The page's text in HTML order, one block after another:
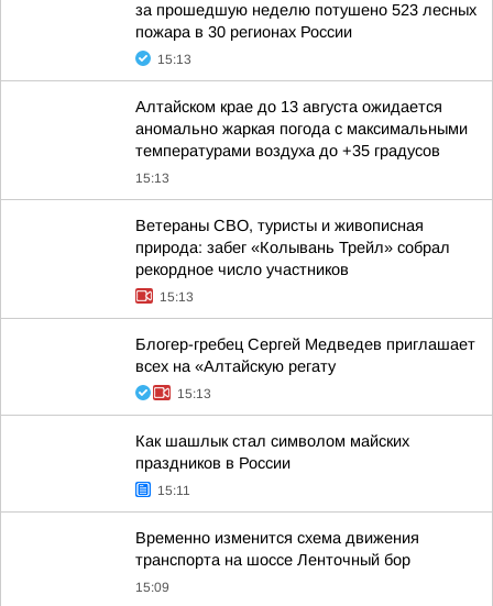
за прошедшую неделю потушено 523 лесных
пожара в 30 регионах России
15:13
Алтайском крае до 13 августа ожидается
аномально жаркая погода с максимальными
температурами воздуха до +35 градусов
15:13
Ветераны СВО, туристы и живописная
природа: забег «Колывань Трейл» собрал
рекордное число участников
15:13
Блогер-гребец Сергей Медведев приглашает
всех на «Алтайскую регату
15:13
Как шашлык стал символом майских
праздников в России
15:11
Временно изменится схема движения
транспорта на шоссе Ленточный бор
15:09